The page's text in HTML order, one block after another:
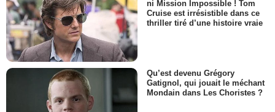
ni Mission Impossible ! Tom
Cruise est irrésistible dans ce
thriller tiré d’une histoire vraie
Qu’est devenu Grégory
Gatignol, qui jouait le méchant
Mondain dans Les Choristes ?